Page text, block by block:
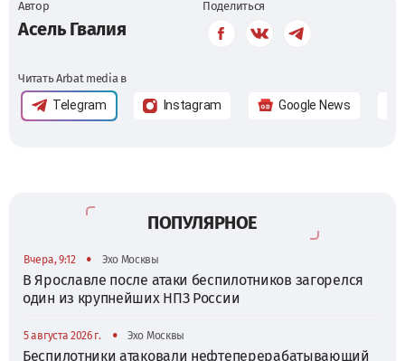
Автор
Асель Гвалия
Поделиться
Читать Arbat media в
Telegram Instagram Google News
ПОПУЛЯРНОЕ
Вчера, 9:12 • Эхо Москвы
В Ярославле после атаки беспилотников загорелся
один из крупнейших НПЗ России
5 августа 2026 г. • Эхо Москвы
Беспилотники атаковали нефтеперерабатывающий